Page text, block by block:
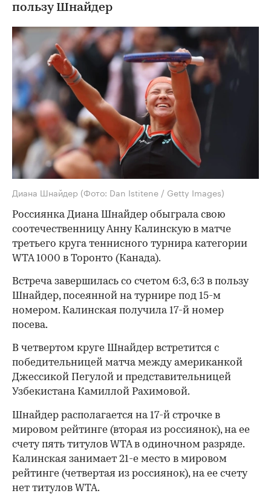
пользу Шнайдер
Диана Шнайдер (Фото: Dan Istitene / Getty Images)
Россиянка Диана Шнайдер обыграла свою
соотечественницу Анну Калинскую в матче
третьего круга теннисного турнира категории
WTA 1000 в Торонто (Канада).
Встреча завершилась со счетом 6:3, 6:3 в пользу
Шнайдер, посеянной на турнире под 15-м
номером. Калинская получила 17-й номер
посева.
В четвертом круге Шнайдер встретится с
победительницей матча между американкой
Джессикой Пегулой и представительницей
Узбекистана Камиллой Рахимовой.
Шнайдер располагается на 17-й строчке в
мировом рейтинге (вторая из россиянок), на ее
счету пять титулов WTA в одиночном разряде.
Калинская занимает 21-е место в мировом
рейтинге (четвертая из россиянок), на ее счету
нет титулов WTA.